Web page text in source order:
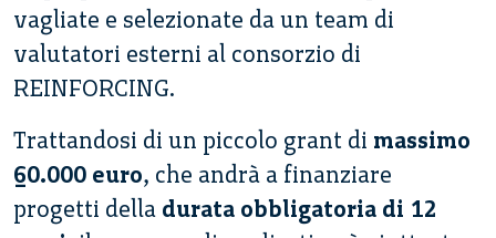
vagliate e selezionate da un team di
valutatori esterni al consorzio di
REINFORCING.
Trattandosi di un piccolo grant di massimo
60.000 euro, che andrà a finanziare
progetti della durata obbligatoria di 12